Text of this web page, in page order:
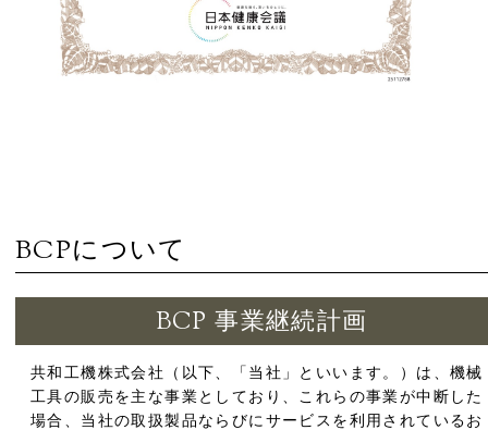
BCPについて
BCP 事業継続計画
共和工機株式会社（以下、「当社」といいます。）は、機械
工具の販売を主な事業としており、これらの事業が中断した
場合、当社の取扱製品ならびにサービスを利用されているお